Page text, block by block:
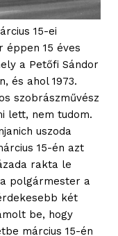
15-ei
éppen 15 éves
a Petőfi Sándor
és ahol 1973.
szobrászművész
lett, nem tudom.
uszoda
15-én azt
rakta le
polgármester a
két
be, hogy
március 15-én